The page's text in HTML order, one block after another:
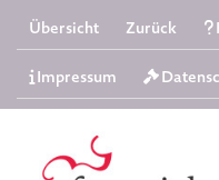
Übersicht Zurück
Impressum